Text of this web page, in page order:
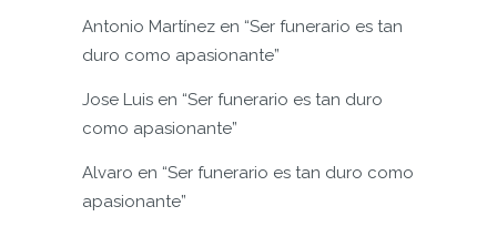
Antonio Martínez en “Ser funerario es tan
duro como apasionante”
Jose Luis en “Ser funerario es tan duro
como apasionante”
Alvaro en “Ser funerario es tan duro como
apasionante”